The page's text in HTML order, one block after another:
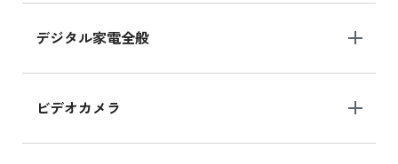
デジタル家電全般
ビデオカメラ
iPad Air 11インチ シリーズ
iPad Air 11インチ の新品買取価格
iPhone 15 128GB シリーズ